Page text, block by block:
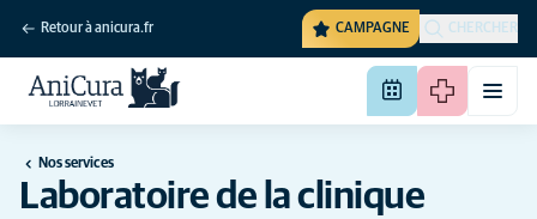
Retour à anicura.fr CAMPAGNE CHERCHER
Nos services
Laboratoire de la clinique